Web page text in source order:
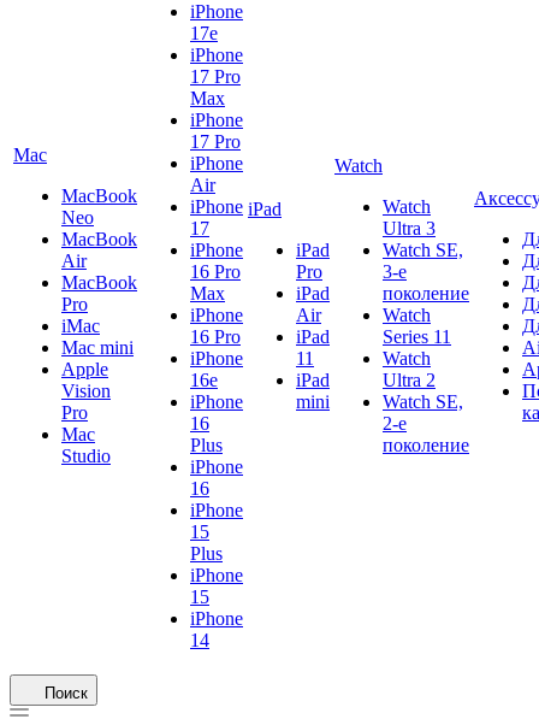
Mac
MacBook
Neo
MacBook
Air
MacBook
Pro
iMac
Mac mini
Apple
Vision
Pro
Mac
Studio
iPhone
17e
iPhone
17 Pro
Max
iPhone
17 Pro
iPhone
Air
iPhone
17
iPhone
16 Pro
Max
iPhone
16 Pro
iPhone
16e
iPhone
16
Plus
iPhone
16
iPhone
15
Plus
iPhone
15
iPhone
14
iPad
iPad
Pro
iPad
Air
iPad
11
iPad
mini
Watch
Watch
Ultra 3
Watch SE,
3-е
поколение
Watch
Series 11
Watch
Ultra 2
Watch SE,
2-е
поколение
Поиск